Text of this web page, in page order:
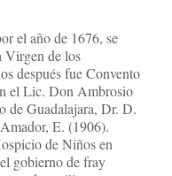
el año de 1676, se
Virgen de los
después fue Convento
el Lic. Don Ambrosio
de Guadalajara, Dr. D.
E. (1906).
de Niños en
gobierno de fray